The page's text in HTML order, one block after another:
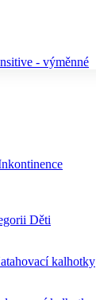
- výměnné
Děti
kalhotky